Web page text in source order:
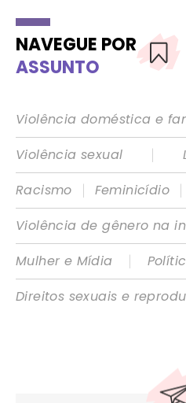
NAVEGUE POR
ASSUNTO
Violência doméstica e
Violência sexual
|
Racismo
| Feminicídio |
Violência de gênero na
Mulher e Mídia
|
Direitos sexuais e